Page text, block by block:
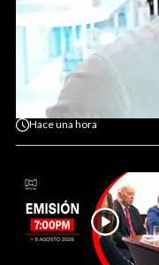
Haceuna hora